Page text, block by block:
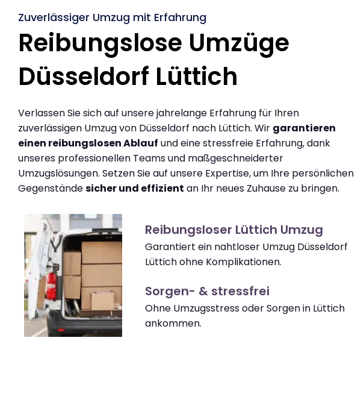
Zuverlässiger Umzug mit Erfahrung
Reibungslose Umzüge
Düsseldorf Lüttich
Verlassen Sie sich auf unsere jahrelange Erfahrung für Ihren
zuverlässigen Umzug von Düsseldorf nach Lüttich. Wir garantieren
einen reibungslosen Ablauf und eine stressfreie Erfahrung, dank
unseres professionellen Teams und maßgeschneiderter
Umzugslösungen. Setzen Sie auf unsere Expertise, um Ihre persönlichen
Gegenständesicher und effizient an Ihr neues Zuhause zu bringen.
Reibungsloser Lüttich Umzug
Garantiert ein nahtloser Umzug Düsseldorf
Lüttich ohne Komplikationen.
Sorgen- & stressfrei
Ohne Umzugsstress oder Sorgen in Lüttich
ankommen.